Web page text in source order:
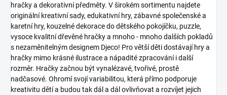
hračky a dekorativní předměty. V širokém sortimentu najdete
originální kreativní sady, edukativní hry, zábavné společenské a
karetní hry, kouzelné dekorace do dětského pokojíčku, puzzle,
vysoce kvalitní dřevěné hračky a mnoho - mnoho dalších pokladů
s nezaměnitelným designem Djeco! Pro větší děti dostávají hry a
hračky mimo krásné ilustrace a nápadité zpracování i další
rozměr. Hračky začnou být vynalézavé, tvořivé, prostě
nadčasové. Ohromí svojí variabilitou, která přímo podporuje
kreativitu dětí a budou tak dál a dál ovlivňovat a rozvíjet jejich